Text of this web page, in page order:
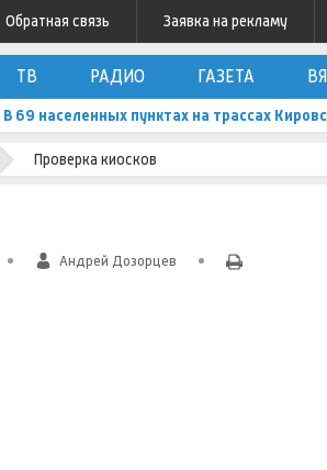
Обратная связь Заявка на рекламу
ТВ РАДИО ГАЗЕТА
В 69 населенных пунктах на трассах
Проверка киосков
Андрей Дозорцев